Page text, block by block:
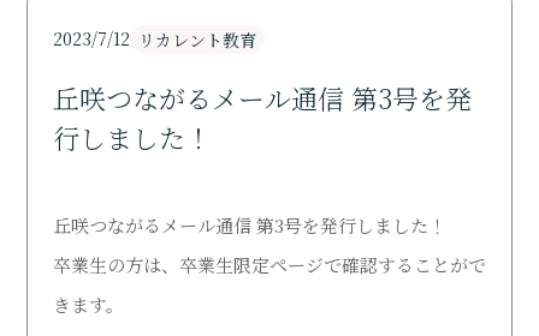
Support
研究活動
Research
Donation
図書館
Library
2023/7/12 リカレント教育
丘咲つながるメール通信 第3号を発
行しました！
丘咲つながるメール通信 第3号を発行しました！
卒業生の方は、卒業生限定ページで確認することがで
きます。